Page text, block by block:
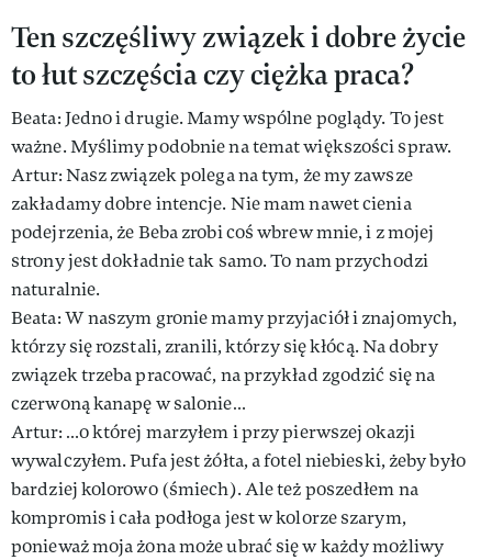
Ten szczęśliwy związek i dobre życie
to łut szczęścia czy ciężka praca?
Beata: Jedno i drugie. Mamy wspólne poglądy. To jest
ważne. Myślimy podobnie na temat większości spraw.
Artur: Nasz związek polega na tym, że my zawsze
zakładamy dobre intencje. Nie mam nawet cienia
podejrzenia, że Beba zrobi coś wbrew mnie, i z mojej
strony jest dokładnie tak samo. To nam przychodzi
naturalnie.
Beata: W naszym gronie mamy przyjaciół i znajomych,
którzy się rozstali, zranili, którzy się kłócą. Na dobry
związek trzeba pracować, na przykład zgodzić się na
czerwoną kanapę w salonie…
Artur: …o której marzyłem i przy pierwszej okazji
wywalczyłem. Pufa jest żółta, a fotel niebieski, żeby było
bardziej kolorowo (śmiech). Ale też poszedłem na
kompromis i cała podłoga jest w kolorze szarym,
ponieważ moja żona może ubrać się w każdy możliwy